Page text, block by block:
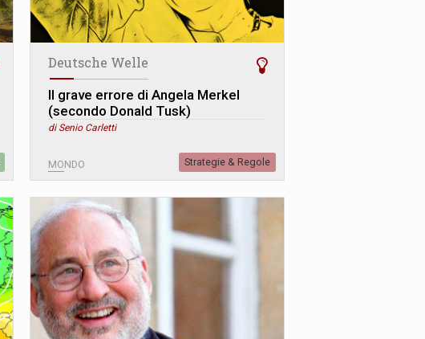
Deutsche Welle
Il grave errore di Angela Merkel
(secondo Donald Tusk)
di Senio Carletti
MONDO Strategie & Regole